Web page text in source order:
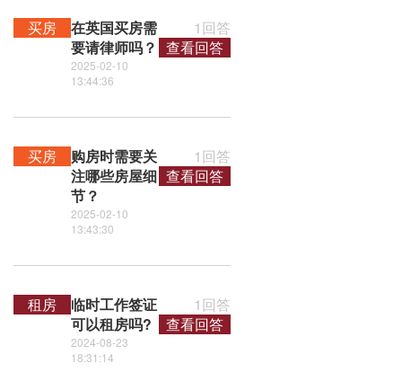
买房
在英国买房需
要请律师吗？
2025-02-10
13:44:36
1回答
查看回答
买房
购房时需要关
注哪些房屋细
节？
2025-02-10
13:43:30
1回答
查看回答
租房
临时工作签证
可以租房吗?
2024-08-23
18:31:14
1回答
查看回答